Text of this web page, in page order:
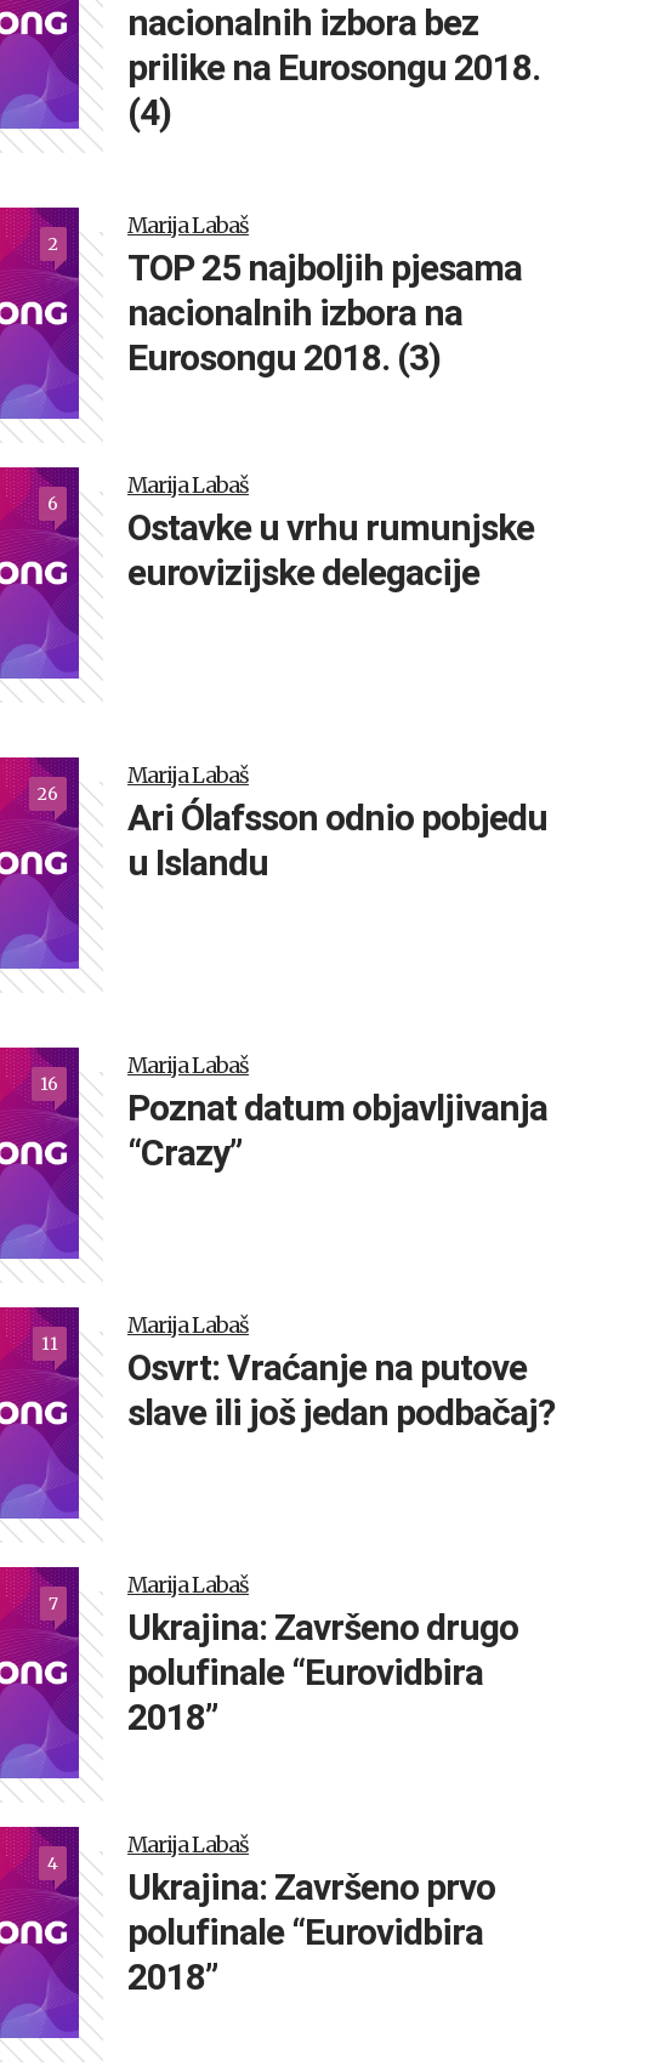
nacionalnih izbora bez
prilike na Eurosongu 2018.
(4)
2
Marija Labaš
TOP 25 najboljih pjesama
nacionalnih izbora na
Eurosongu 2018. (3)
6
Marija Labaš
Ostavke u vrhu rumunjske
eurovizijske delegacije
26
Marija Labaš
Ari Ólafsson odnio pobjedu
u Islandu
16
Marija Labaš
Poznat datum objavljivanja
“Crazy”
11
Marija Labaš
Osvrt: Vraćanje na putove
slave ili još jedan podbačaj?
7
Marija Labaš
Ukrajina: Završeno drugo
polufinale “Eurovidbira
2018”
4
Marija Labaš
Ukrajina: Završeno prvo
polufinale “Eurovidbira
2018”